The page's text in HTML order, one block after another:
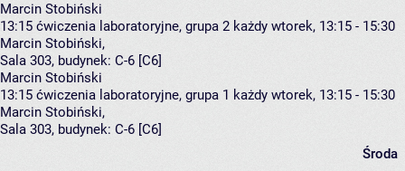
Marcin Stobiński
13:15 ćwiczenia laboratoryjne, grupa 2 każdy wtorek, 13:15 - 15:30
Marcin Stobiński,
Sala 303, budynek: C-6 [C6]
Marcin Stobiński
13:15 ćwiczenia laboratoryjne, grupa 1 każdy wtorek, 13:15 - 15:30
Marcin Stobiński,
Sala 303, budynek: C-6 [C6]
Środa